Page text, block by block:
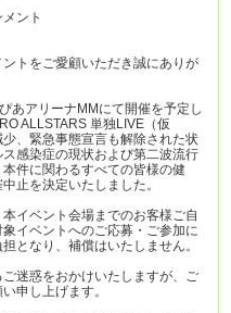
ント
トをご愛顧いただき誠にありが
あアリーナMMにて開催を予定し
ALLSTARS 単独LIVE（仮
、緊急事態宣言も解除された状
感染症の現状および第二波流行
件に関わるすべての皆様の健
止を決定いたしました。
イベント会場までのお客様ご自
イベントへのご応募・ご参加に
となり、補償はいたしません。
迷惑をおかけいたしますが、ご
申し上げます。